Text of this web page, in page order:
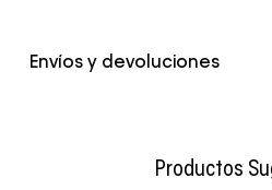
Envíos y devoluciones
Productos